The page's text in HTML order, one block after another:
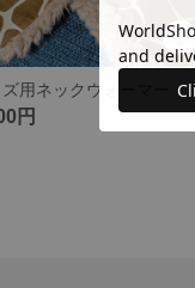
用ネックウォーマー
円